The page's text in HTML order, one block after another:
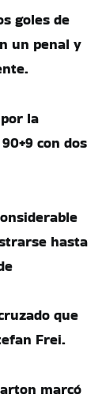
goles de
un penal y
la
con dos
hasta
que
Frei.
marcó